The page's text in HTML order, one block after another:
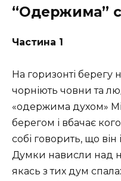
“Одержима”
Частина 1
На горизонті берегу
чорніють човни та
«одержима духом»
берегом і вбачає
собі говорить, що
Думки нависли над
якась з тих дум